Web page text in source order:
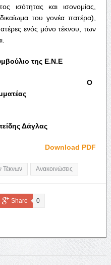
ισότητας και ισονομίας,
του γονέα πατέρα),
ενός μόνο τέκνου, των
της Ε.Ν.Ε
Ο
Δάγλας
Download PDF
Τέκνων Ανακοινώσεις
Share 0